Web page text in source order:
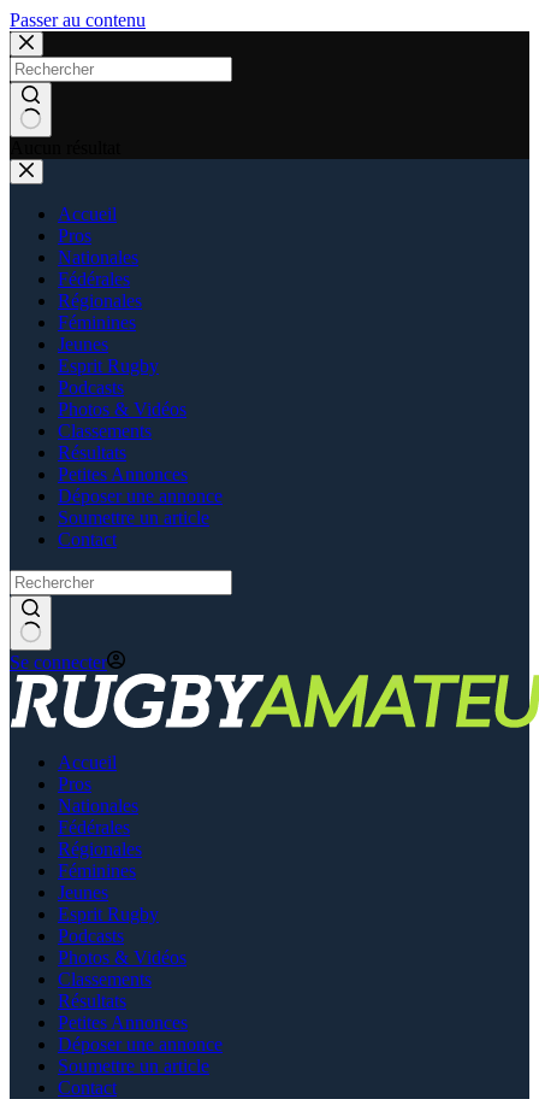
Passer au contenu
Accueil
Pros
Nationales
Fédérales
Régionales
Féminines
Jeunes
Esprit Rugby
Podcasts
Photos & Vidéos
Classements
Résultats
Petites Annonces
Déposer une annonce
Soumettre un article
Contact
Se connecter
Accueil
Pros
Nationales
Fédérales
Régionales
Féminines
Jeunes
Esprit Rugby
Podcasts
Photos & Vidéos
Classements
Résultats
Petites Annonces
Déposer une annonce
Soumettre un article
Contact